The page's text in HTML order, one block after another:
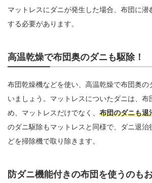
マットレスにダニが発生した場合、布団に潜
する必要があります。
高温乾燥で布団奥のダニも駆除！
布団乾燥機などを使い、高温乾燥で布団奥の
いましょう。マットレスについたダニは、布
め、マットレスだけでなく、 布団のダニも退
のダニ駆除もマットレスと同様で、ダニ退治
どを掃除機で取り除きます。
防ダニ機能付きの布団を使うのも